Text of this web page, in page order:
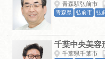
青森駅弘前市
青森県 弘前市 弘
千葉中央美容
千葉県千葉市